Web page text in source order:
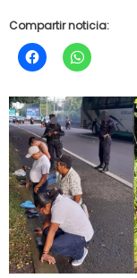
Compartir noticia: